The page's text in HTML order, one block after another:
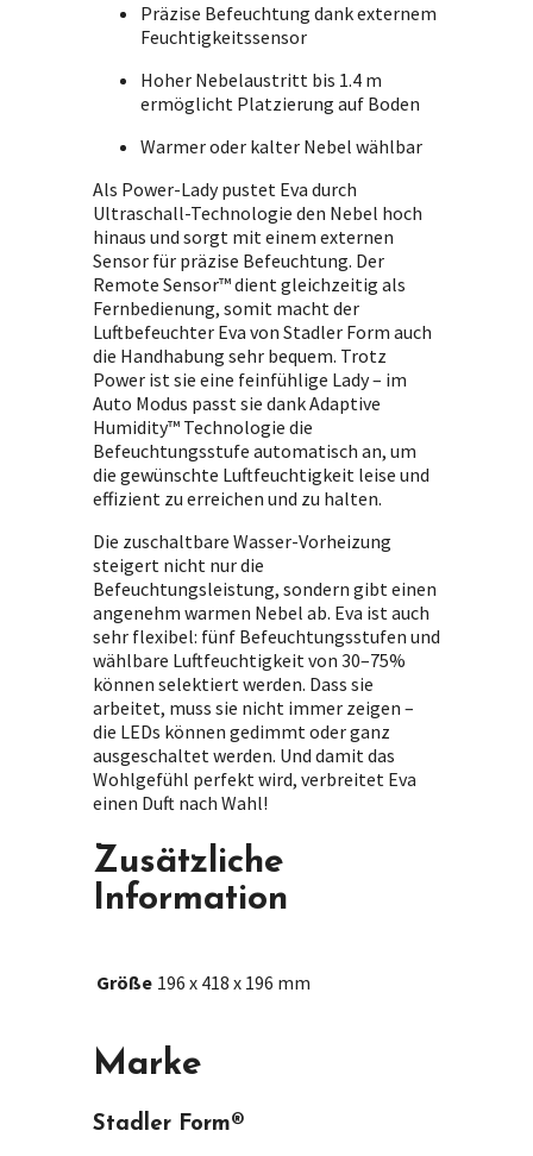
Präzise Befeuchtung dank externem
Feuchtigkeitssensor
Hoher Nebelaustritt bis 1.4 m
ermöglicht Platzierung auf Boden
Warmer oder kalter Nebel wählbar
Als Power-Lady pustet Eva durch
Ultraschall-Technologie den Nebel hoch
hinaus und sorgt mit einem externen
Sensor für präzise Befeuchtung. Der
Remote Sensor™ dient gleichzeitig als
Fernbedienung, somit macht der
Luftbefeuchter Eva von Stadler Form auch
die Handhabung sehr bequem. Trotz
Power ist sie eine feinfühlige Lady – im
Auto Modus passt sie dank Adaptive
Humidity™ Technologie die
Befeuchtungsstufe automatisch an, um
die gewünschte Luftfeuchtigkeit leise und
effizient zu erreichen und zu halten.
Die zuschaltbare Wasser-Vorheizung
steigert nicht nur die
Befeuchtungsleistung, sondern gibt einen
angenehm warmen Nebel ab. Eva ist auch
sehr flexibel: fünf Befeuchtungsstufen und
wählbare Luftfeuchtigkeit von 30–75%
können selektiert werden. Dass sie
arbeitet, muss sie nicht immer zeigen –
die LEDs können gedimmt oder ganz
ausgeschaltet werden. Und damit das
Wohlgefühl perfekt wird, verbreitet Eva
einen Duft nach Wahl!
Zusätzliche
Information
Größe 196 x 418 x 196 mm
Marke
Stadler Form®